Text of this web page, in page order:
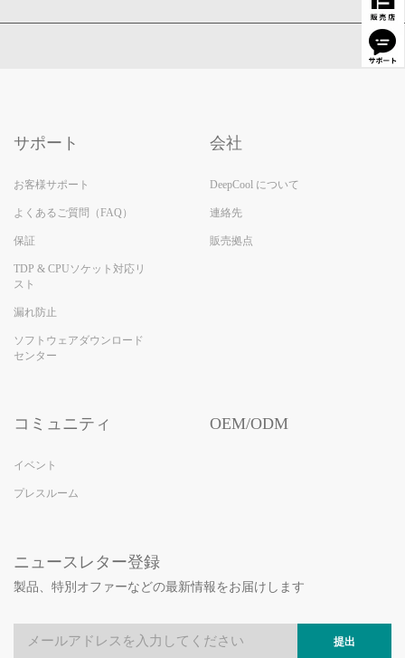
サポート
お客様サポート
よくあるご質問（FAQ）
保証
TDP & CPUソケット対応リ
スト
漏れ防止
ソフトウェアダウンロード
センター
会社
DeepCool について
連絡先
販売拠点
コミュニティ
イベント
プレスルーム
OEM/ODM
ニュースレター登録
製品、特別オファーなどの最新情報をお届けします
提出